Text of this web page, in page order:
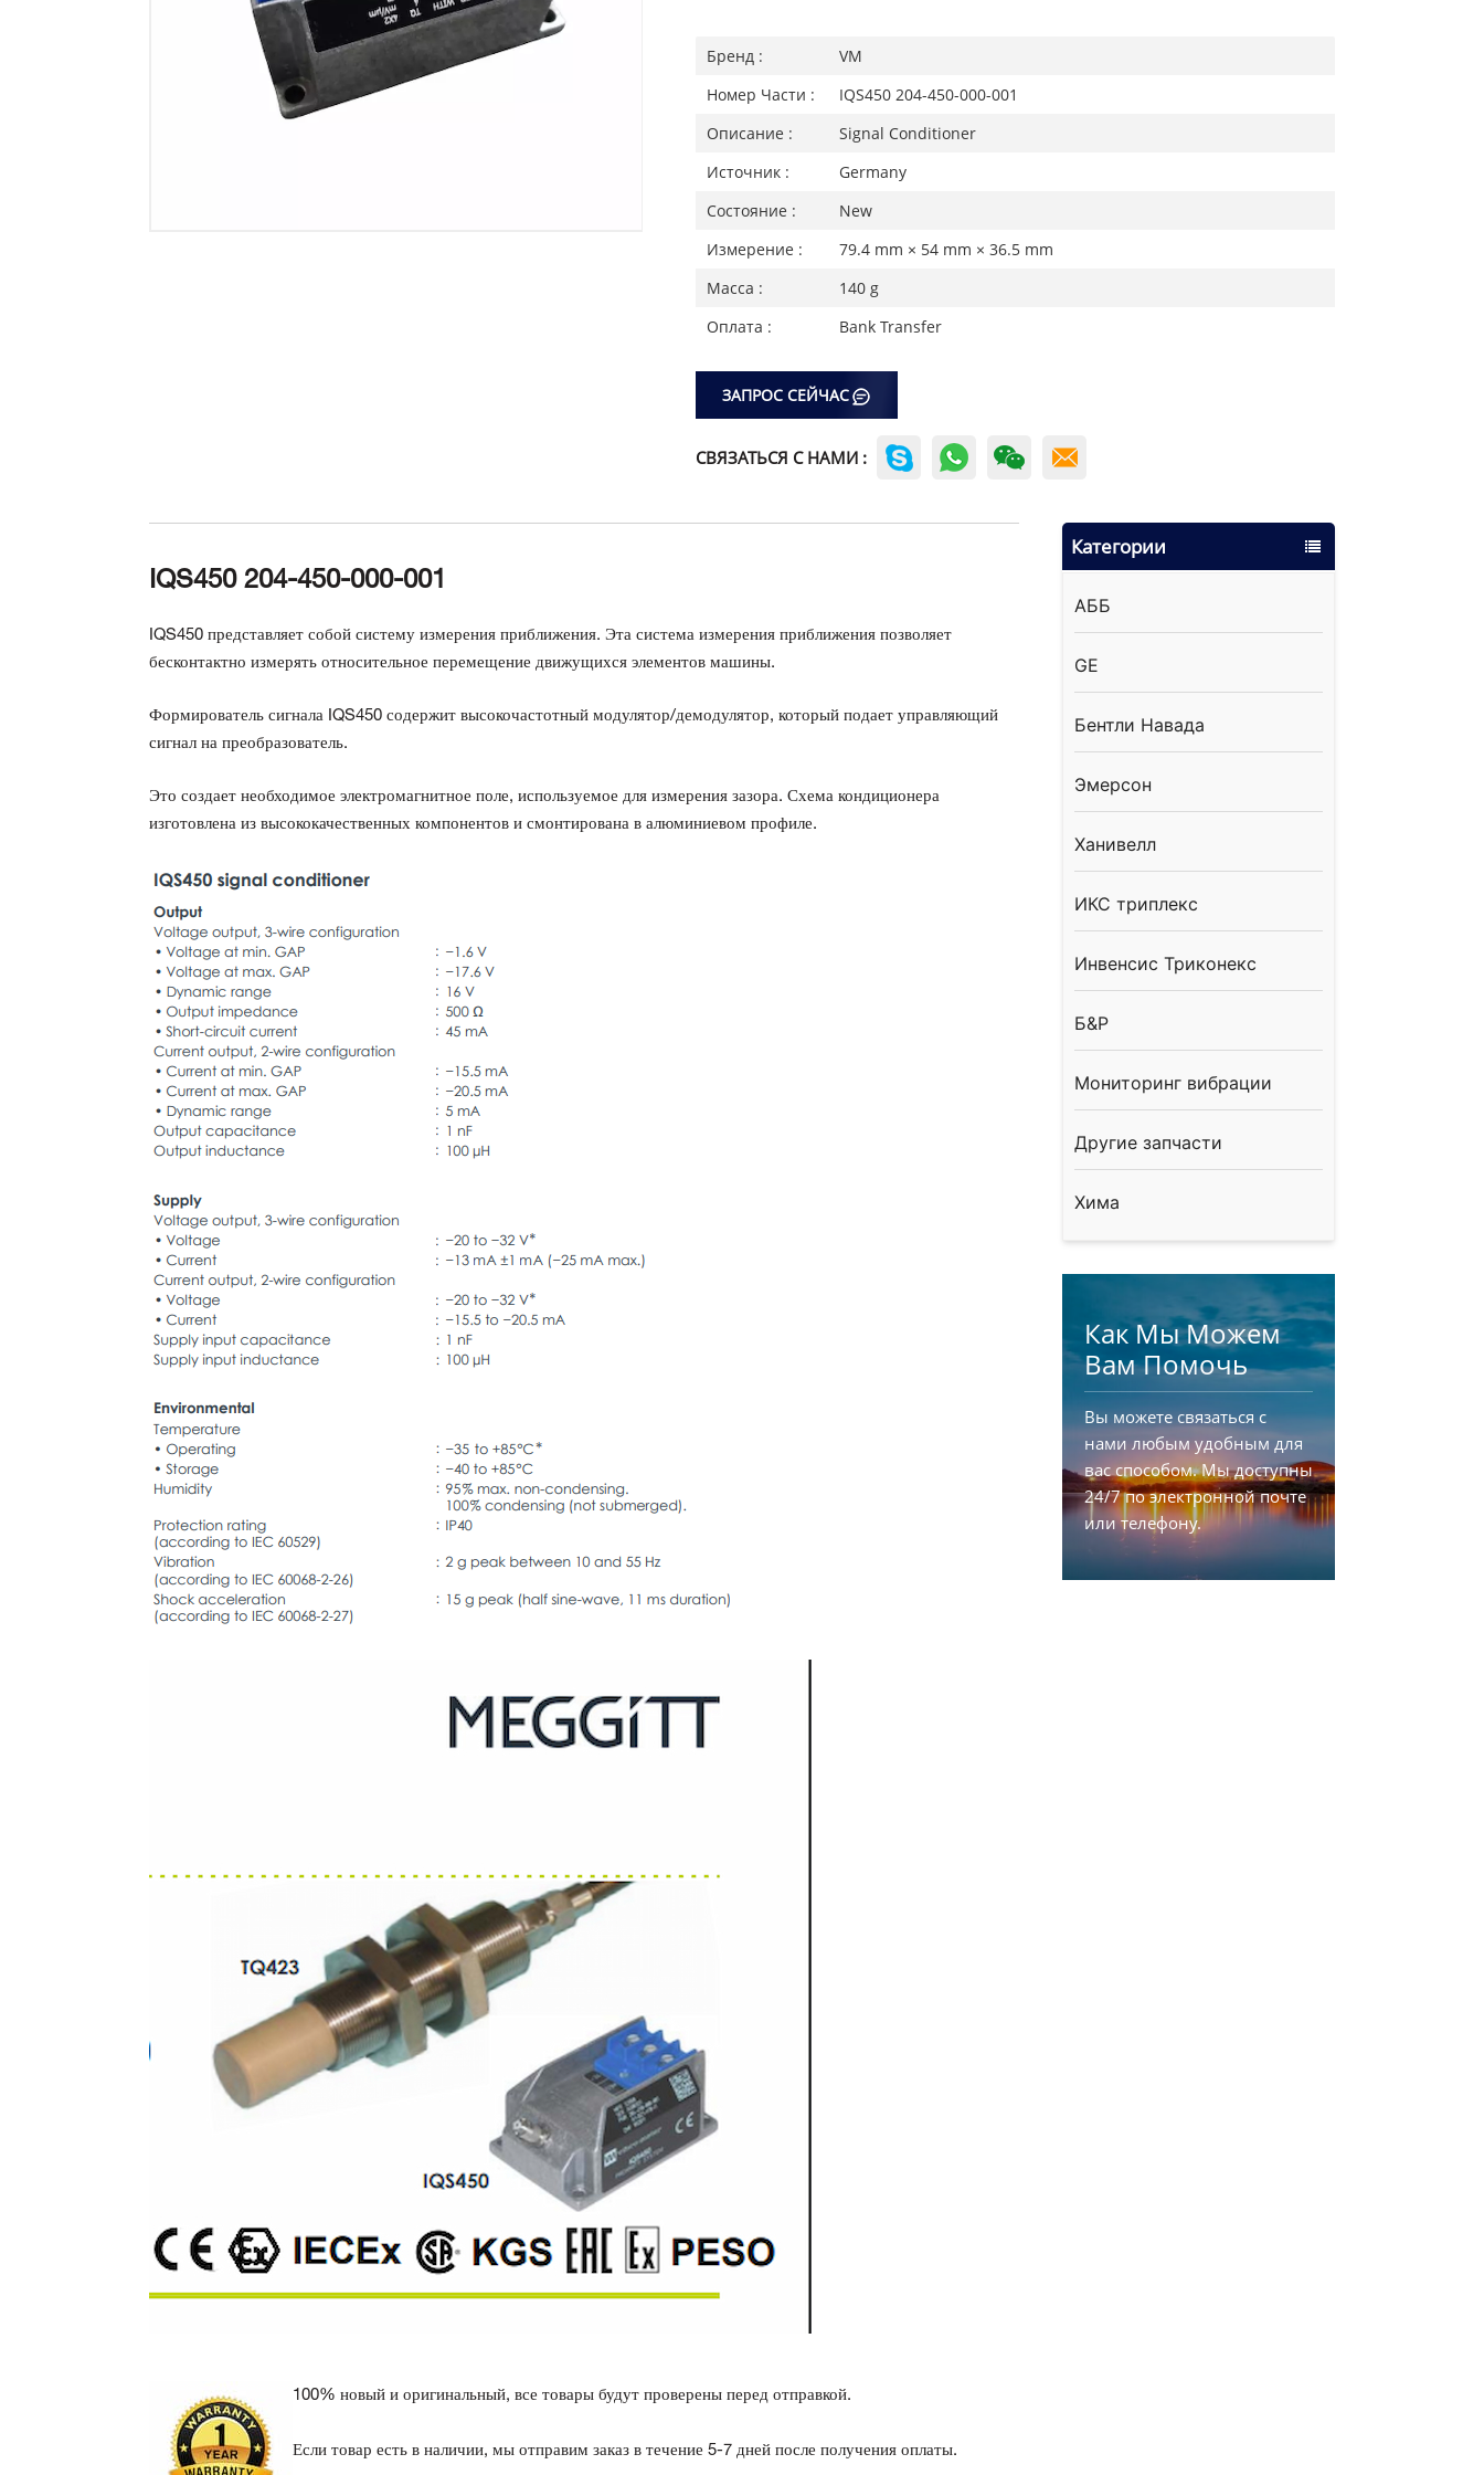
Бренд :
VM
Номер Части :
IQS450 204-450-000-001
Описание :
Signal Conditioner
Источник :
Germany
Состояние :
New
Измерение :
79.4 mm × 54 mm × 36.5 mm
Масса :
140 g
Оплата :
Bank Transfer
ЗАПРОС СЕЙЧАС
СВЯЗАТЬСЯ С НАМИ :
Категории
АББ
GE
Бентли Навада
Эмерсон
Ханивелл
ИКС триплекс
Инвенсис Триконекс
Б&Р
Мониторинг вибрации
Другие запчасти
Хима
Как Мы Можем
Вам Помочь
Вы можете связаться с
нами любым удобным для
вас способом. Мы доступны
24/7 по электронной почте
или телефону.
IQS450 204-450-000-001
IQS450 представляет собой систему измерения приближения. Эта система измерения приближения позволяет
бесконтактно измерять относительное перемещение движущихся элементов машины.
Формирователь сигнала IQS450 содержит высокочастотный модулятор/демодулятор, который подает управляющий
сигнал на преобразователь.
Это создает необходимое электромагнитное поле, используемое для измерения зазора. Схема кондиционера
изготовлена из высококачественных компонентов и смонтирована в алюминиевом профиле.
100% новый и оригинальный, все товары будут проверены перед отправкой.
Если товар есть в наличии, мы отправим заказ в течение 5-7 дней после получения оплаты.